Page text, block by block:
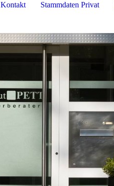
Kontakt Stammdaten Privat